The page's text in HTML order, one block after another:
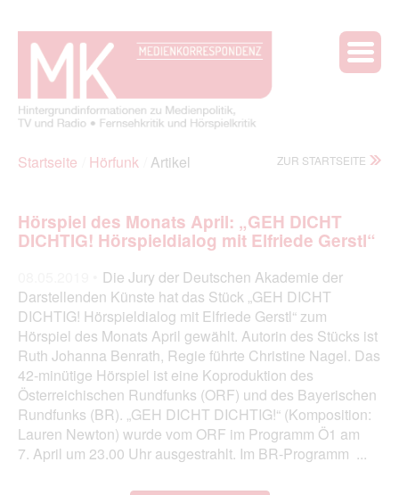
Startseite Hörfunk Artikel ZUR STARTSEITE
Hörspiel des Monats April: „GEH DICHT
DICHTIG! Hörspieldialog mit Elfriede Gerstl“
Die Jury der Deutschen Akademie der
Darstellenden Künste hat das Stück „GEH DICHT
DICHTIG! Hörspieldialog mit Elfriede Gerstl“ zum
Hörspiel des Monats April gewählt. Autorin des Stücks ist
Ruth Johanna Benrath, Regie führte Christine Nagel. Das
42-minütige Hörspiel ist eine Koproduktion des
Österreichischen Rundfunks (ORF) und des Bayerischen
Rundfunks (BR). „GEH DICHT DICHTIG!“ (Komposition:
Lauren Newton) wurde vom ORF im Programm Ö1 am
7. April um 23.00 Uhr ausgestrahlt. Im BR-Programm ...